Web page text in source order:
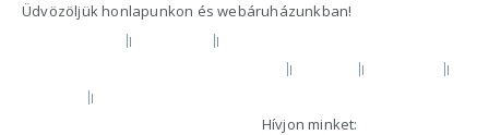
Üdvözöljük honlapunkon és webáruházunkban!
Hívjon minket: